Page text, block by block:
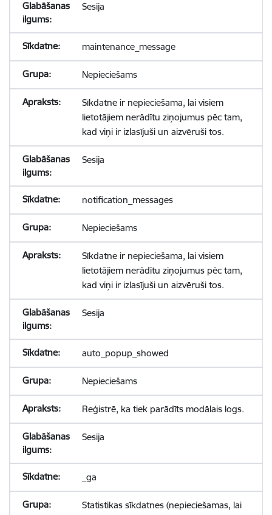
Sesija
maintenance_message
Nepieciešams
Sīkdatne ir nepieciešama, lai visiem
lietotājiem nerādītu ziņojumus pēc tam,
kad viņi ir izlasījuši un aizvēruši tos.
Sesija
notification_messages
Nepieciešams
Sīkdatne ir nepieciešama, lai visiem
lietotājiem nerādītu ziņojumus pēc tam,
kad viņi ir izlasījuši un aizvēruši tos.
Sesija
auto_popup_showed
Nepieciešams
Reģistrē, ka tiek parādīts modālais logs.
Sesija
_ga
Statistikas sīkdatnes (nepieciešamas, lai